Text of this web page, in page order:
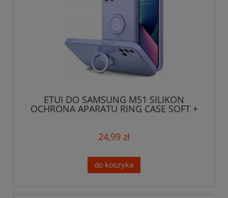
ETUI DO SAMSUNG M51 SILIKON
OCHRONA APARATU RING CASE SOFT +
24,99 zł
do koszyka